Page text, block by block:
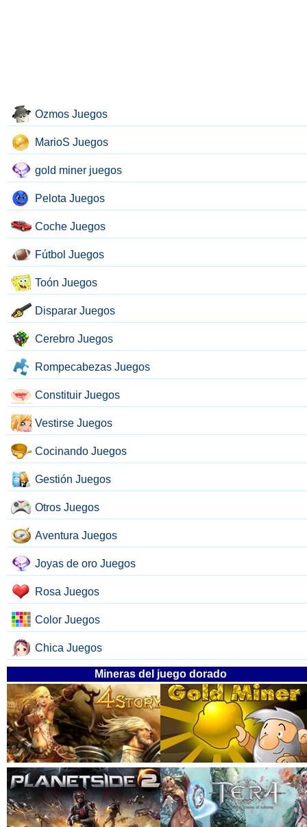
Ozmos Juegos
MarioS Juegos
gold miner juegos
Pelota Juegos
Coche Juegos
Fútbol Juegos
Toón Juegos
Disparar Juegos
Cerebro Juegos
Rompecabezas Juegos
Constituir Juegos
Vestirse Juegos
Cocinando Juegos
Gestión Juegos
Otros Juegos
Aventura Juegos
Joyas de oro Juegos
Rosa Juegos
Color Juegos
Chica Juegos
Mineras del juego dorado